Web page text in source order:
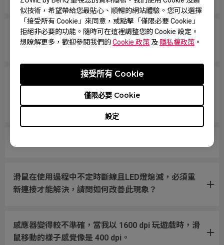
似技術，希望帶給您最貼心、順暢的網站體驗。您可以選擇
「接受所有 Cookie」來同意，或點擊「僅限必要 Cookie」
拒絕非必要的功能。隨時可在這裡調整您的 Cookie 設定。
想瞭解更多，歡迎參閱我們的Cookie 政策 及 隱私權政策 。
設定
僅限必要 Cookie
接受所有 Cookie
當我在遊戲中快速滑動或更改角度時，我的滑鼠會斷
開與 Windows 的連接，然後它們會重新連接。
滑鼠的運作斷斷續續。拿起滑鼠敲滑鼠墊似乎可以使
滑鼠恢復正常運作，而且在較高 DPI 設定下似乎問題
略為好轉。
滑鼠在使用過程中不定時斷線且LED燈熄滅，必須重
新連接才能解決，請問如何改善此現象？
感應器變得較不準確，當我以 1600 dpi 玩遊戲時，滑
鼠移動的樣子感覺像是 400 dpi。